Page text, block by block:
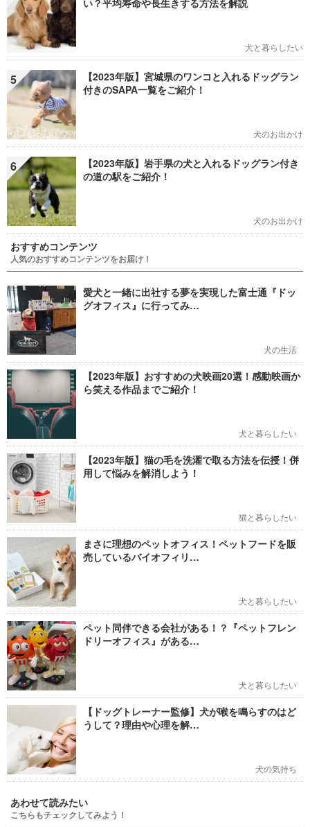
い？平均寿命や長生きする方法を解説
犬と暮らしたい
5
【2023年版】宮城県のワンコと入れるドッグラン
付きのSAPA一覧をご紹介！
犬のお出かけ
6
【2023年版】岩手県の犬と入れるドッグラン付き
の道の駅をご紹介！
犬のお出かけ
おすすめコンテンツ
人気のおすすめコンテンツをお届け！
愛犬と一緒に出社する夢を実現した富士通『ドッ
グオフィス』に行ってみ…
犬の生活
【2023年版】おすすめの犬映画20選！感動映画か
ら笑える作品までご紹介！
犬と暮らしたい
【2023年版】猫の毛を洗濯で取る方法を伝授！併
用して悩みを解消しよう！
猫と暮らしたい
まさに理想のペットオフィス！ペットフードを販
売しているバイオフィリ…
犬と暮らしたい
ペット同伴できる会社がある！？『ペットフレン
ドリーオフィス』がある…
犬と暮らしたい
【ドッグトレーナー監修】犬が喉を鳴らすのはど
うして？理由や心理を解…
犬の気持ち
あわせて読みたい
こちらもチェックしてみよう！